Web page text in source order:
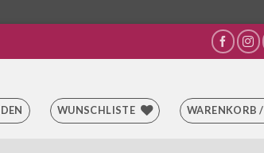
WUNSCHLISTE WARENKORB /